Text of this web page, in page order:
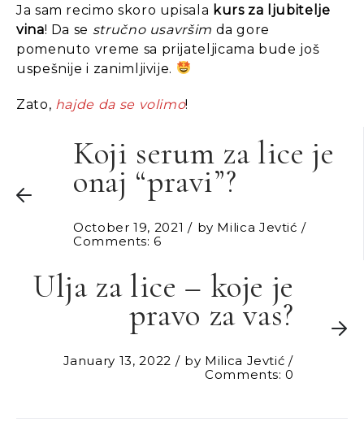
Ja sam recimo skoro upisala kurs za ljubitelje
vina! Da se stručno usavršim da gore
pomenuto vreme sa prijateljicama bude još
uspešnije i zanimljivije.
Zato, hajde da se volimo!
Koji serum za lice je
onaj “pravi”?
October 19, 2021 by Milica Jevtić
Comments: 6
Ulja za lice – koje je
pravo za vas?
January 13, 2022 by Milica Jevtić
Comments: 0